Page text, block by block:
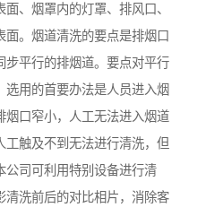
、烟罩内的灯罩、排风口、
面。烟道清洗的要点是排烟口
步平行的排烟道。要点对平行
选用的首要办法是人员进入烟
烟口窄小，人工无法进入烟道
工触及不到无法进行清洗，但
公司可利用特别设备进行清
清洗前后的对比相片，消除客